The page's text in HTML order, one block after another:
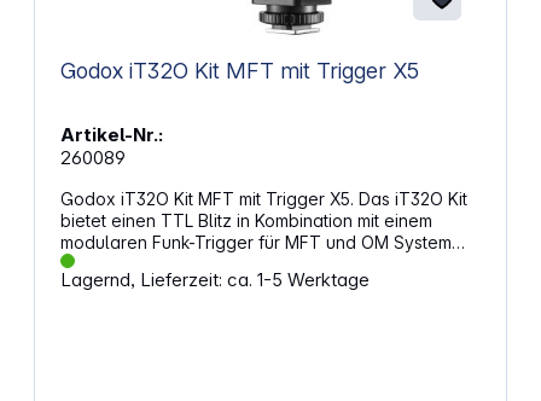
Godox iT32O Kit MFT mit Trigger X5
Artikel-Nr.:
260089
Godox iT32O Kit MFT mit Trigger X5. Das iT32O Kit
bietet einen TTL Blitz in Kombination mit einem
modularen Funk-Trigger für MFT und OM System
Kameras. Der X5 fungiert als Hotshoe Adapter
sowie als kabelloser TTL Auslöser, wodurch
Lagernd, Lieferzeit: ca. 1-5 Werktage